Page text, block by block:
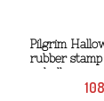
Pilgrim
rubber